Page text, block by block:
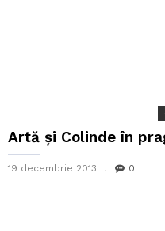
Artă și Colinde în
19 decembrie 2013 0